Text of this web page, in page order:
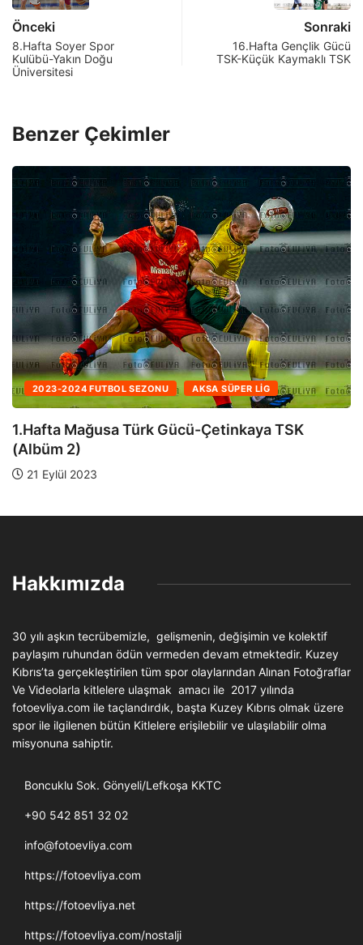
Önceki
8.Hafta Soyer Spor
Kulübü-Yakın Doğu
Üniversitesi
Sonraki
16.Hafta Gençlik Gücü
TSK-Küçük Kaymaklı TSK
Benzer Çekimler
2023-2024 FUTBOL SEZONU AKSA SÜPER LIG
1.Hafta Mağusa Türk Gücü-Çetinkaya TSK
(Albüm 1)
21 Eylül 2023
Hakkımızda
30 yılı aşkın tecrübemizle, gelişmenin, değişimin ve kolektif
paylaşım ruhundan ödün vermeden devam etmektedir. Kuzey
Kıbrıs’ta gerçekleştirilen tüm spor olaylarından Alınan Fotoğraflar
Ve Videolarla kitlelere ulaşmak amacı ile 2017 yılında
fotoevliya.com ile taçlandırdık, başta Kuzey Kıbrıs olmak üzere
spor ile ilgilenen bütün Kitlelere erişilebilir ve ulaşılabilir olma
misyonuna sahiptir.
Boncuklu Sok. Gönyeli/Lefkoşa KKTC
+90 542 851 32 02
info@fotoevliya.com
https://fotoevliya.com
https://fotoevliya.net
https://fotoevliya.com/nostalji